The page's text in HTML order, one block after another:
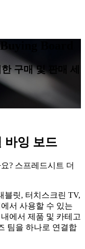
Board
구매 및 판매 세
바잉 보드
? 스프레드시트 더
블릿, 터치스크린 TV,
서 사용할 수 있는
에서 제품 및 카테고
팀을 하나로 연결합